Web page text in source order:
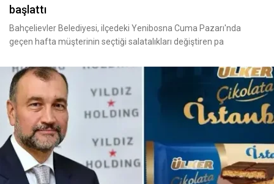
başlattı
Bahçelievler Belediyesi, ilçedeki Yenibosna Cuma Pazarı'nda
geçen hafta müşterinin seçtiği salatalıkları değiştiren pa